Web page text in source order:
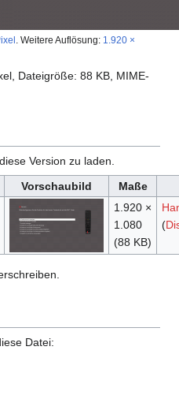
Weitere Auflösung: 1.920 ×
Dateigröße: 88 KB, MIME-
Version zu laden.
Vorschaubild
Maße
1.920 ×
1.080
(88 KB)
(
Datei: